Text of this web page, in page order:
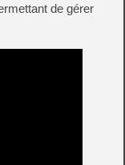
de gérer